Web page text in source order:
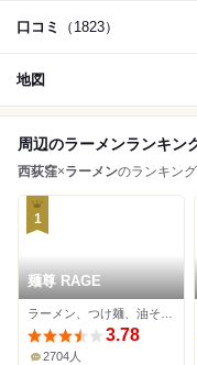
口コミ （1823）
地図
周辺のラーメンランキン
西荻窪×ラーメンのランキン
1
麺尊 RAGE
3.78
2704人